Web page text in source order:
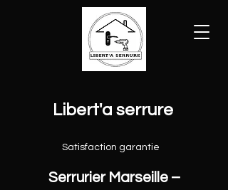
Satisfaction garantie
Libert'a serrure
Serrurier Marseille –